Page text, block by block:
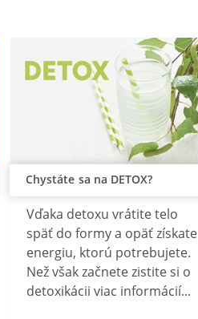
Chystáte sa na DETOX?
Vďaka detoxu vrátite telo
späť do formy a opäť získate
energiu, ktorú potrebujete.
Než však začnete zistite si o
detoxikácii viac informácií...